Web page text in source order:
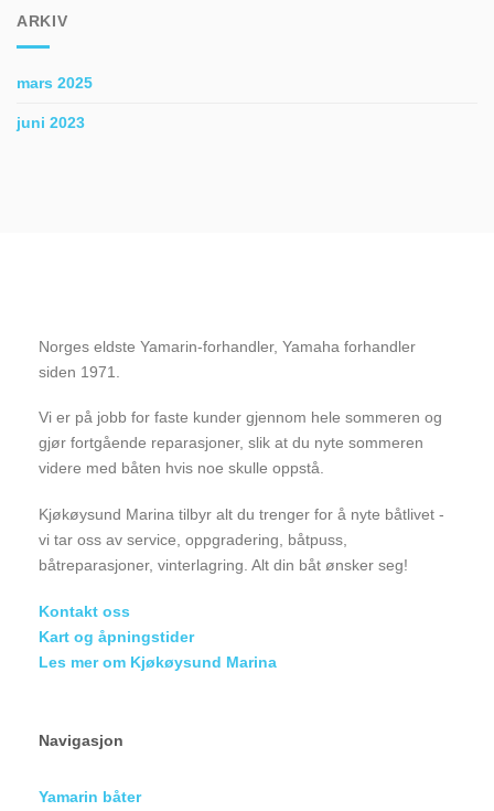
ARKIV
mars 2025
juni 2023
Norges eldste Yamarin-forhandler, Yamaha forhandler
siden 1971.
Vi er på jobb for faste kunder gjennom hele sommeren og
gjør fortgående reparasjoner, slik at du nyte sommeren
videre med båten hvis noe skulle oppstå.
Kjøkøysund Marina tilbyr alt du trenger for å nyte båtlivet -
vi tar oss av service, oppgradering, båtpuss,
båtreparasjoner, vinterlagring. Alt din båt ønsker seg!
Kontakt oss
Kart og åpningstider
Les mer om Kjøkøysund Marina
Navigasjon
Yamarin båter